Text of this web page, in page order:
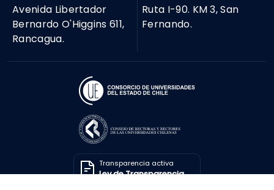
Avenida Libertador
Bernardo O'Higgins 611,
Rancagua.
Ruta I-90. KM 3, San
Fernando.
Transparencia activa
Ley de Transparencia